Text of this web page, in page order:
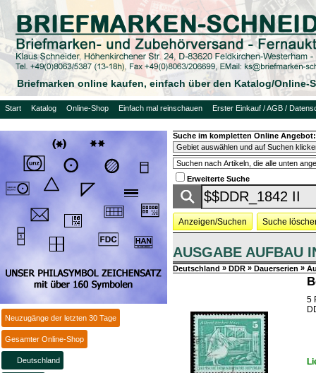
Briefmarken online kaufen, einfach über den Katalog/Online-
Start Katalog Online-Shop Einfach mal reinschauen Erster Einkauf / AGB /
Neuzugänge der letzten 30 Tage
Gesamter Online-Shop
Deutschland
Suche im kompletten Online Angebot:
Erweiterte Suche
Anzeigen/Suchen Suche
AUSGABE AUFBAU
Deutschland » DDR » Dauerserien »
5